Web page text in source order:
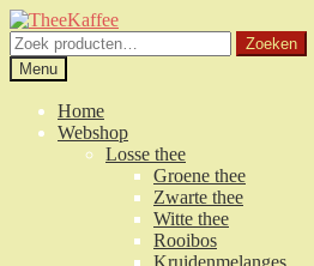
Ga
door
naar
navigatie
Ga
naar
de
inhoud
Zoeken
naar:
Zoeken
Menu
Home
Webshop
Losse thee
Groene thee
Zwarte thee
Witte thee
Rooibos
Kruidenmelanges